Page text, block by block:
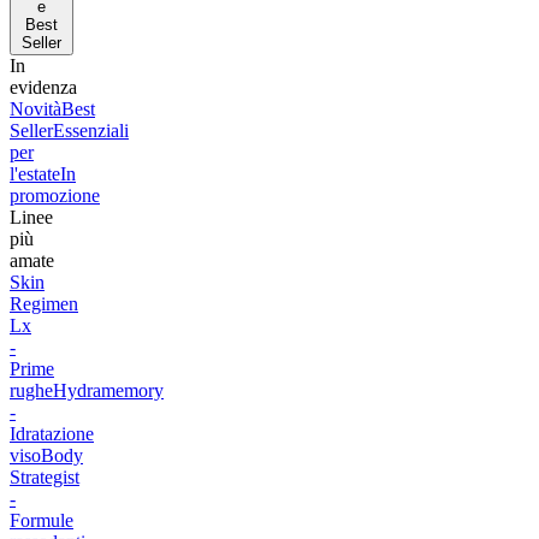
e
Best
Seller
In
evidenza
NovitàBest
SellerEssenziali
per
l'estateIn
promozione
Linee
più
amate
Skin
Regimen
Lx
-
Prime
rugheHydramemory
-
Idratazione
visoBody
Strategist
-
Formule